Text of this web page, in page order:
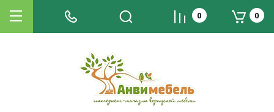
0 0